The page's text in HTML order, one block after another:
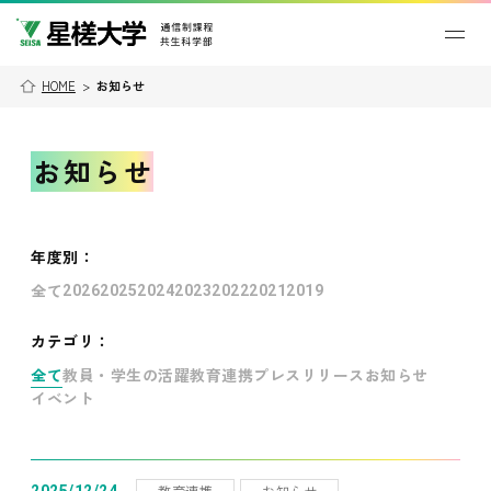
HOME > お知らせ
お知らせ
年度別 ：
全て202620252024202320222021 2019
カテゴリ：
全て教員・学生の活躍教育連携プレスリリース お知らせ
イベント